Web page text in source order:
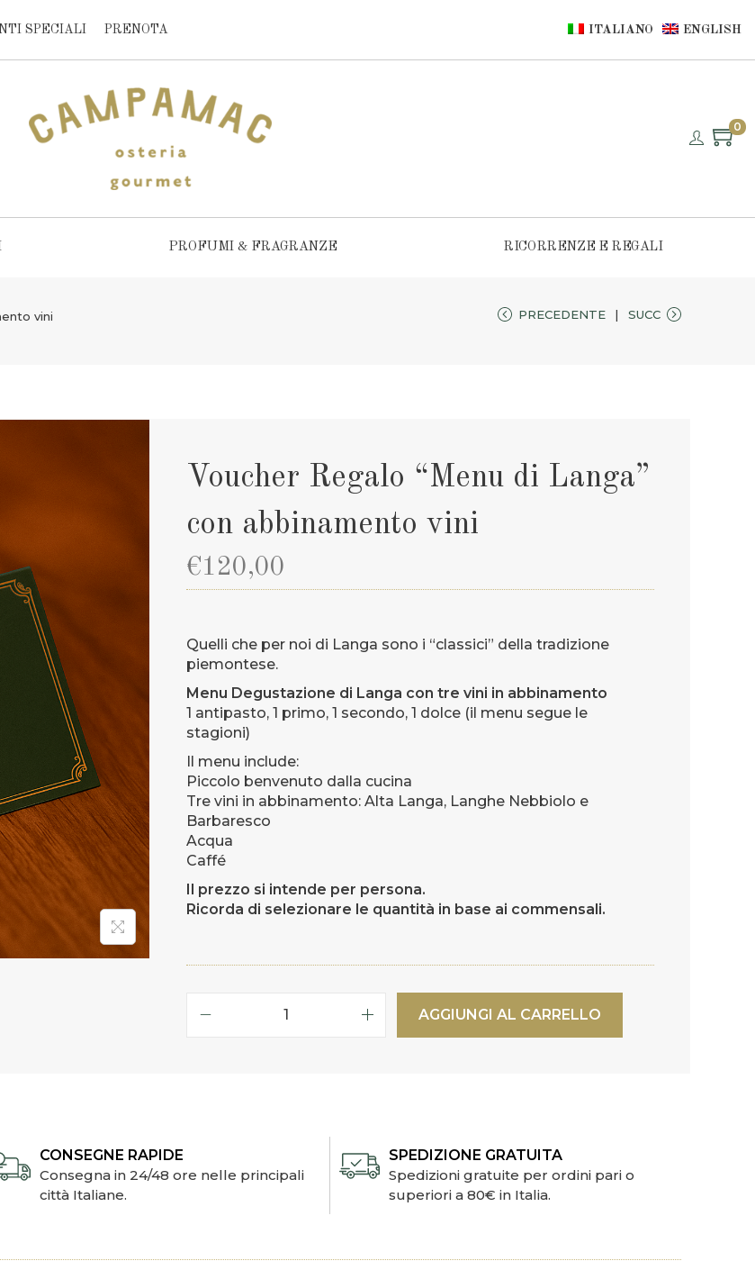
SPECIALI PRENOTA ITALIANO ENGLISH
0
PROFUMI & FRAGRANZE RICORRENZE E REGALI
vini PRECEDENTE SUCC
Voucher Regalo “Menu di Langa”
con abbinamento vini
€120,00
Quelli che per noi di Langa sono i “classici” della tradizione
piemontese.
Menu Degustazione di Langa con tre vini in abbinamento
1 antipasto, 1 primo, 1 secondo, 1 dolce (il menu segue le
stagioni)
Il menu include:
Piccolo benvenuto dalla cucina
Tre vini in abbinamento: Alta Langa, Langhe Nebbiolo e
Barbaresco
Acqua
Caffé
Il prezzo si intende per persona.
Ricorda di selezionare le quantità in base ai commensali.
AGGIUNGI AL CARRELLO
CONSEGNE RAPIDE
Consegna in 24/48 ore nelle principali
città Italiane.
SPEDIZIONE GRATUITA
Spedizioni gratuite per ordini pari o
superiori a 80€ in Italia.